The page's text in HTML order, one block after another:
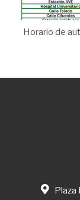
Horario de
Plaza